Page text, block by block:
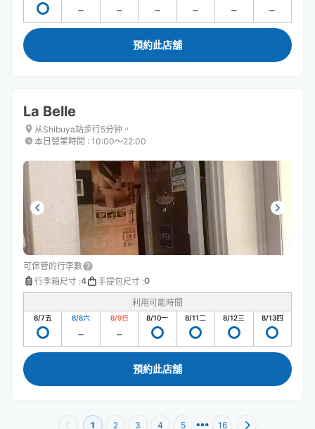
預約此店舖
La Belle
从Shibuya站步行5分钟。
本日營業時間 : 10:00〜22:00
可保管的行李數
行李箱尺寸 :4 手提包尺寸 :0
利用可能時間
8/7五 8/8六 8/9日 8/10一 8/11二 8/12三 8/13四
預約此店舖
1 2 3 4 5 16